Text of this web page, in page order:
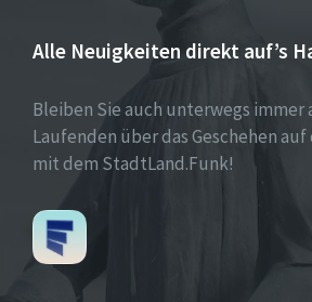
Alle Neuigkeiten direkt auf’s
Bleiben Sie auch unterwegs immer
Laufenden über das Geschehen
mit dem StadtLand.Funk!